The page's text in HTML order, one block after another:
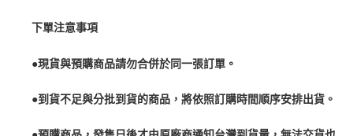
下單注意事項
●現貨與預購商品請勿合併於同一張訂單。
●到貨不足與分批到貨的商品，將依照訂購時間順序安排出貨。